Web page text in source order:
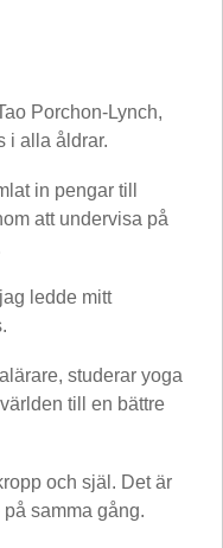
Porchon-Lynch,
i alla åldrar.
in pengar till
att undervisa på
ledde mitt
studerar yoga
till en bättre
och själ. Det är
samma gång.